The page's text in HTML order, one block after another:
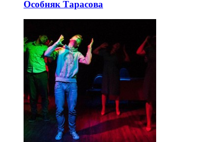
Особняк Тарасова